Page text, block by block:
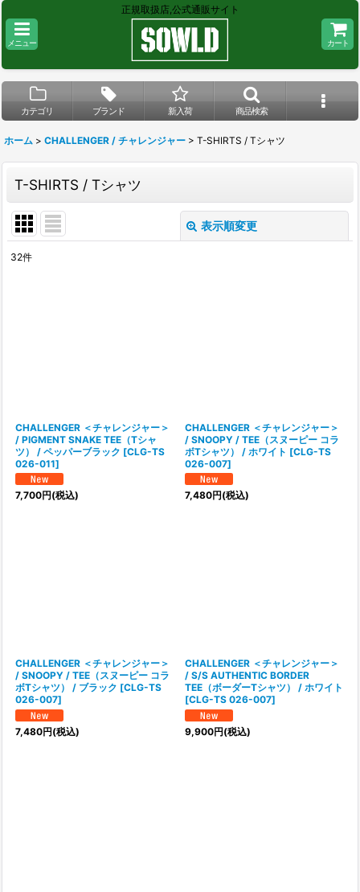
正規取扱店,公式通販サイト
メニュー カート
カテゴリ ブランド 新入荷 商品検索
ホーム > CHALLENGER / チャレンジャー > T-SHIRTS / Tシャツ
T-SHIRTS / Tシャツ
表示順変更
32件
CHALLENGER ＜チャレンジャー＞
/ PIGMENT SNAKE TEE（Tシャ
ツ） / ペッパーブラック [CLG-TS
026-011]
7,700円(税込)
CHALLENGER ＜チャレンジャー＞
/ SNOOPY / TEE（スヌーピー コラ
ボTシャツ） / ホワイト [CLG-TS
026-007]
7,480円(税込)
CHALLENGER ＜チャレンジャー＞
/ SNOOPY / TEE（スヌーピー コラ
ボTシャツ） / ブラック [CLG-TS
026-007]
7,480円(税込)
CHALLENGER ＜チャレンジャー＞
/ S/S AUTHENTIC BORDER
TEE（ボーダーTシャツ） / ホワイト
[CLG-TS 026-007]
9,900円(税込)